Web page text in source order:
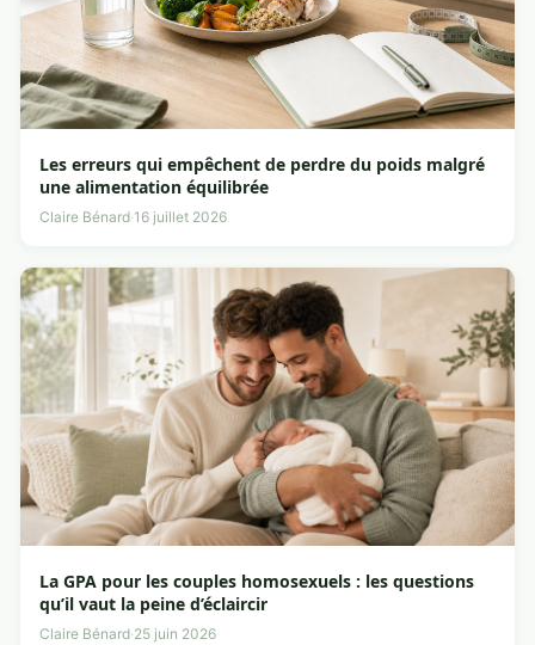
Les erreurs qui empêchent de perdre du poids malgré
une alimentation équilibrée
Claire Bénard·16 juillet 2026
La GPA pour les couples homosexuels : les questions
qu’il vaut la peine d’éclaircir
Claire Bénard·25 juin 2026